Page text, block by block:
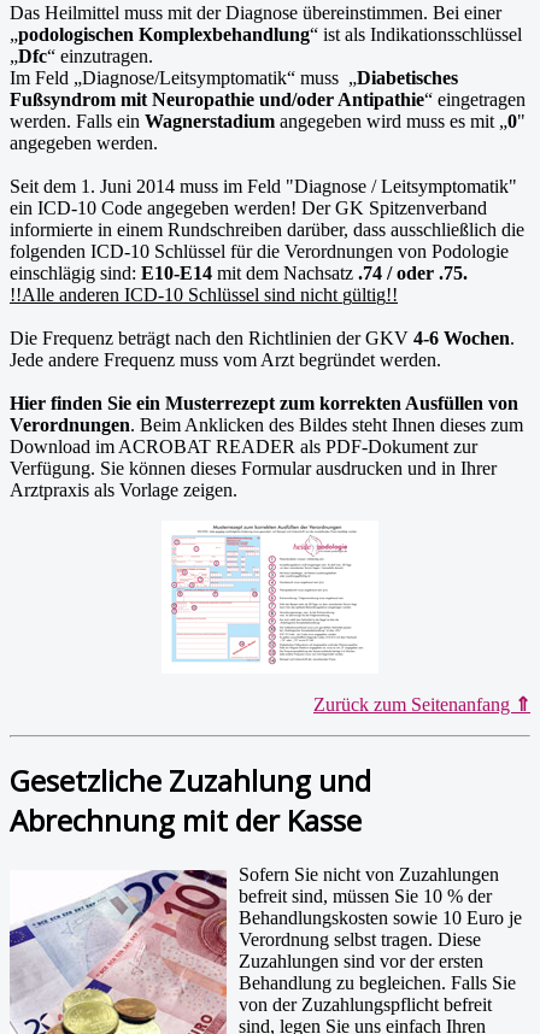
Das Heilmittel muss mit der Diagnose übereinstimmen. Bei einer
„podologischen Komplexbehandlung“ ist als Indikationsschlüssel
„Dfc“ einzutragen.
Im Feld „Diagnose/Leitsymptomatik“ muss „Diabetisches
Fußsyndrom mit Neuropathie und/oder Antipathie“ eingetragen
werden. Falls ein Wagnerstadium angegeben wird muss es mit „0"
angegeben werden.
Seit dem 1. Juni 2014 muss im Feld "Diagnose / Leitsymptomatik"
ein ICD-10 Code angegeben werden! Der GK Spitzenverband
informierte in einem Rundschreiben darüber, dass ausschließlich die
folgenden ICD-10 Schlüssel für die Verordnungen von Podologie
einschlägig sind: E10-E14 mit dem Nachsatz .74 / oder .75.
!!Alle anderen ICD-10 Schlüssel sind nicht gültig!!
Die Frequenz beträgt nach den Richtlinien der GKV 4-6 Wochen.
Jede andere Frequenz muss vom Arzt begründet werden.
Hier finden Sie ein Musterrezept zum korrekten Ausfüllen von
Verordnungen. Beim Anklicken des Bildes steht Ihnen dieses zum
Download im ACROBAT READER als PDF-Dokument zur
Verfügung. Sie können dieses Formular ausdrucken und in Ihrer
Arztpraxis als Vorlage zeigen.
Zurück zum Seitenanfang ⇑
Gesetzliche Zuzahlung und
Abrechnung mit der Kasse
Sofern Sie nicht von Zuzahlungen
befreit sind, müssen Sie 10 % der
Behandlungskosten sowie 10 Euro je
Verordnung selbst tragen. Diese
Zuzahlungen sind vor der ersten
Behandlung zu begleichen. Falls Sie
von der Zuzahlungspflicht befreit
sind, legen Sie uns einfach Ihren